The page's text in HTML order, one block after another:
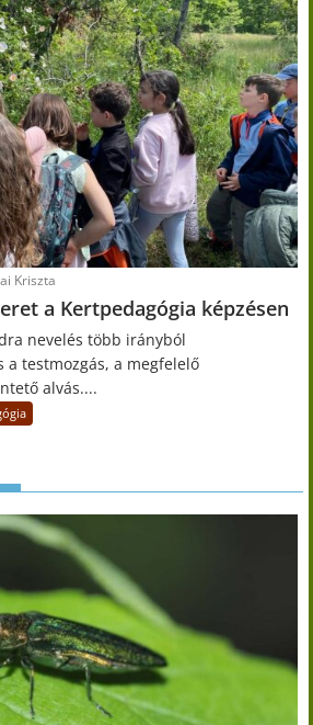
Kriszta
a Kertpedagógia képzésen
nevelés több irányból
a testmozgás, a megfelelő
alvás....